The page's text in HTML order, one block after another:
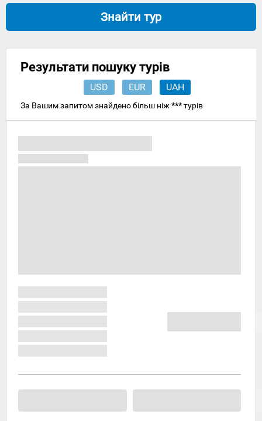
Знайти тур
Результати пошуку турів
USD EUR UAH
За Вашим запитом знайдено більш ніж ***турів